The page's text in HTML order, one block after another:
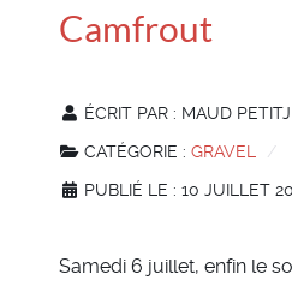
Camfrout
ÉCRIT PAR : MAUD
CATÉGORIE : GRAVEL
PUBLIÉ LE : 10 JUILLET
Samedi 6 juillet, enfin le